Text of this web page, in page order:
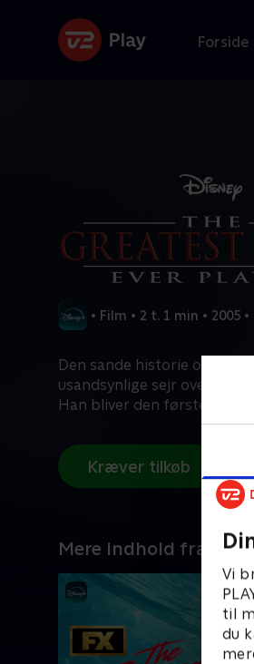
Vi
til
du
Forside
• Film • 2 t. 1 min • 2005 •
Den sande historie om
usandsynlige sejr over
Han bliver den første
Kræver tilkøb
Mere indhold fra